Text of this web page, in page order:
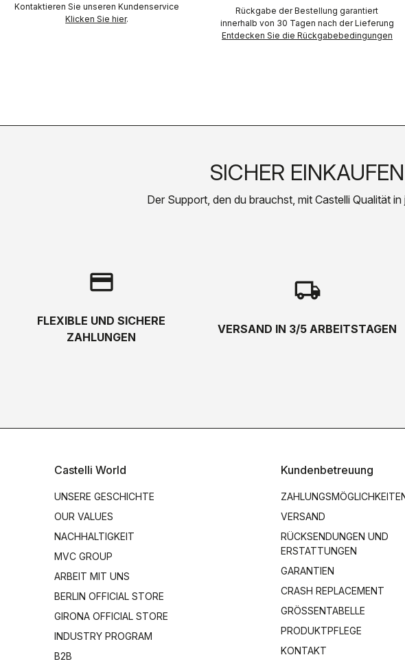
Kontaktieren Sie unseren Kundenservice
Klicken Sie hier.
Rückgabe der Bestellung garantiert
innerhalb von 30 Tagen nach der Lieferung
Entdecken Sie die Rückgabebedingungen
SICHER EINKAUFEN
Der Support, den du brauchst, mit Castelli Qualität in
credit_card
FLEXIBLE UND SICHERE
ZAHLUNGEN
local_shipping
VERSAND IN 3/5 ARBEITSTAGEN
Castelli World
UNSERE GESCHICHTE
OUR VALUES
NACHHALTIGKEIT
MVC GROUP
ARBEIT MIT UNS
BERLIN OFFICIAL STORE
GIRONA OFFICIAL STORE
INDUSTRY PROGRAM
B2B
Kundenbetreuung
VERSAND
RÜCKSENDUNGEN UND
ERSTATTUNGEN
GARANTIEN
CRASH REPLACEMENT
GRÖSSENTABELLE
PRODUKTPFLEGE
KONTAKT